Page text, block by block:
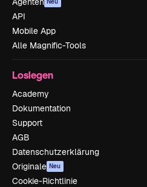
API
Mobile App
Alle Magnific-Tools
Loslegen
Academy
Dokumentation
Support
AGB
Datenschutzerklärung
Originale Neu
Cookie-Richtlinie